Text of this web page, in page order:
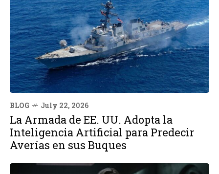
BLOG July 22, 2026
La Armada de EE. UU. Adopta la
Inteligencia Artificial para Predecir
Averías en sus Buques